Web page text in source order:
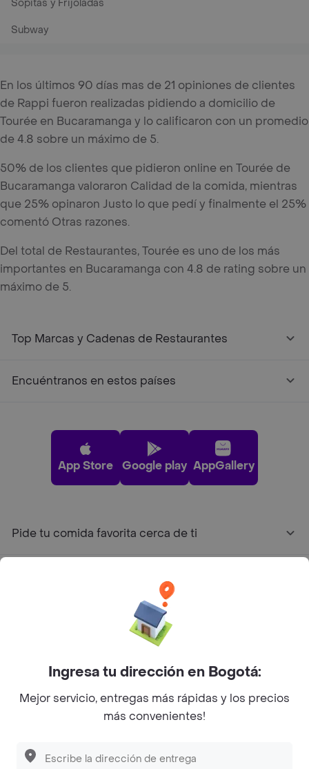
Sopitas y Frijoladas
Subway
En los últimos 90 días mas de 21 opiniones de clientes
de Rappi fueron realizadas pidiendo a domicilio de
Tourée en Bucaramanga y lo calificaron con un promedio
de 4.8 sobre un máximo de 5.
50% de los clientes que pidieron online en Tourée de
Bucaramanga valoraron Calidad de la comida, mientras
que 25% opinaron Justo lo que pedí y finalmente el 25%
comentó Otras razones.
Del total de Restaurantes, Tourée es uno de los más
importantes en Bucaramanga con 4.8 de rating sobre un
máximo de 5.
Top Marcas y Cadenas de Restaurantes
Encuéntranos en estos países
App Store Google play AppGallery
Pide tu comida favorita cerca de ti
Facebook
Twitter
Instagram
Ingresa tu dirección en Bogotá:
Mejor servicio, entregas más rápidas y los precios
más convenientes!